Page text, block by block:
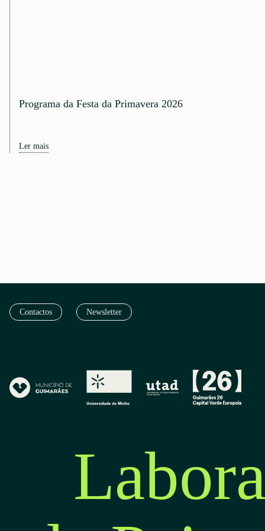
Programa da Festa da Primavera 2026
Ler mais
Contactos Newsletter